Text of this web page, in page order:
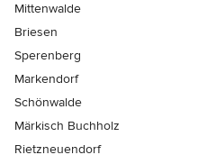
Mittenwalde
Briesen
Sperenberg
Markendorf
Schönwalde
Märkisch Buchholz
Rietzneuendorf